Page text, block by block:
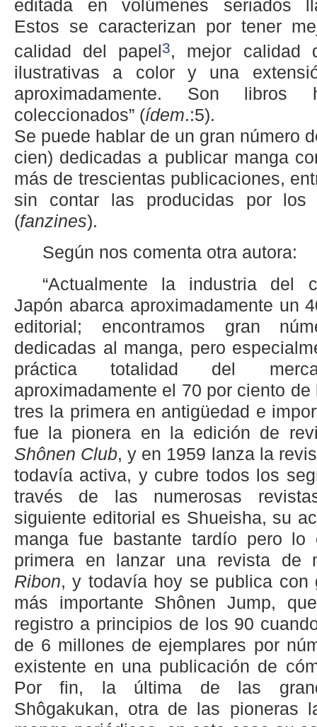
editada en volúmenes seriados
Estos se caracterizan por tener
calidad del papel3, mejor calidad
ilustrativas a color y una
aproximadamente. Son
coleccionados” (ídem.:5).
Se puede hablar de un gran número
cien) dedicadas a publicar manga
más de trescientas publicaciones,
sin contar las producidas por
(fanzines).
Según nos comenta otra autora:
“Actualmente la industria del
Japón abarca aproximadamente un
editorial; encontramos gran
dedicadas al manga, pero
práctica totalidad del
aproximadamente el 70 por ciento
tres la primera en antigüedad e
fue la pionera en la edición de
Shônen Club, y en 1959 lanza la
todavía activa, y cubre todos los
través de las numerosas
siguiente editorial es Shueisha, su
manga fue bastante tardío pero
primera en lanzar una revista de
Ribon, y todavía hoy se publica con
más importante Shônen Jump,
registro a principios de los 90
de 6 millones de ejemplares por
existente en una publicación de
Por fin, la última de las
Shôgakukan, otra de las pioneras